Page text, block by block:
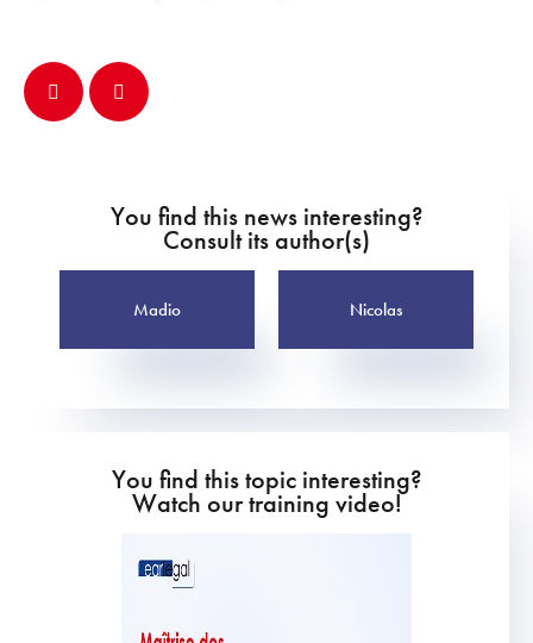
You find this news interesting?
Consult its author(s)
Madio Nicolas
You find this topic interesting?
Watch our training video!